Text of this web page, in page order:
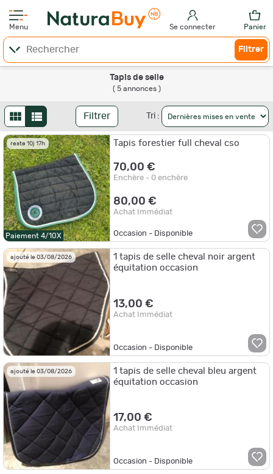
Menu Se connecter Panier
Filtrer
Tapis de selle
( 5 annonces )
Filtrer Tri :
reste 10j 17h
Paiement 4/10X
Tapis forestier full cheval cso
70,00 €
Enchère - 0 enchère
80,00 €
Achat Immédiat
Occasion - Disponible
ajouté le 03/08/2026
1 tapis de selle cheval noir argent
équitation occasion
13,00 €
Achat Immédiat
Occasion - Disponible
ajouté le 03/08/2026
1 tapis de selle cheval bleu argent
équitation occasion
17,00 €
Achat Immédiat
Occasion - Disponible